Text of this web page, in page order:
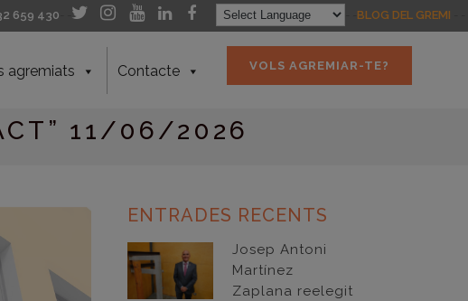
659 430 BLOG DEL GREMI
VOLS AGREMIAR-TE?
agremiats Contacte
11/06/2026
ENTRADES RECENTS
Josep Antoni
Martínez
Zaplana reelegit